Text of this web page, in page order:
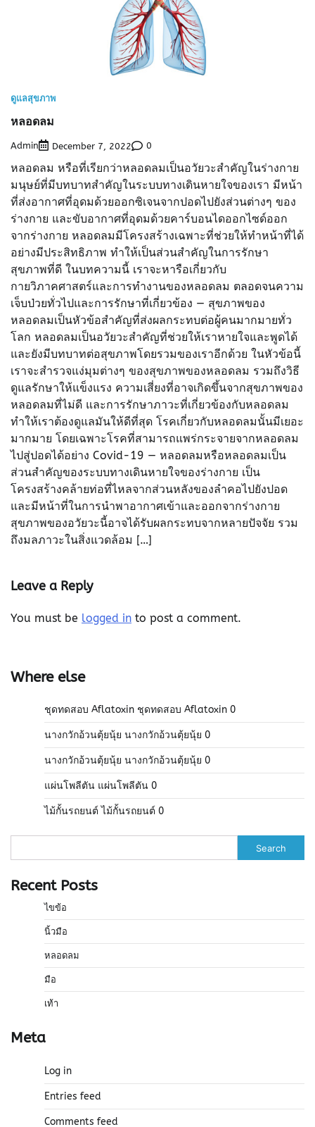
ดูแลสุขภาพ
หลอดลม
Admin December 7, 2022 0
หลอดลม หรือที่เรียกว่าหลอดลมเป็นอวัยวะสำคัญในร่างกาย
มนุษย์ที่มีบทบาทสำคัญในระบบทางเดินหายใจของเรา มีหน้า
ที่ส่งอากาศที่อุดมด้วยออกซิเจนจากปอดไปยังส่วนต่างๆ ของ
ร่างกาย และขับอากาศที่อุดมด้วยคาร์บอนไดออกไซด์ออก
จากร่างกาย หลอดลมมีโครงสร้างเฉพาะที่ช่วยให้ทำหน้าที่ได้
อย่างมีประสิทธิภาพ ทำให้เป็นส่วนสำคัญในการรักษา
สุขภาพที่ดี ในบทความนี้ เราจะหารือเกี่ยวกับ
กายวิภาคศาสตร์และการทำงานของหลอดลม ตลอดจนความ
เจ็บป่วยทั่วไปและการรักษาที่เกี่ยวข้อง — สุขภาพของ
หลอดลมเป็นหัวข้อสำคัญที่ส่งผลกระทบต่อผู้คนมากมายทั่ว
โลก หลอดลมเป็นอวัยวะสำคัญที่ช่วยให้เราหายใจและพูดได้
และยังมีบทบาทต่อสุขภาพโดยรวมของเราอีกด้วย ในหัวข้อนี้
เราจะสำรวจแง่มุมต่างๆ ของสุขภาพของหลอดลม รวมถึงวิธี
ดูแลรักษาให้แข็งแรง ความเสี่ยงที่อาจเกิดขึ้นจากสุขภาพของ
หลอดลมที่ไม่ดี และการรักษาภาวะที่เกี่ยวข้องกับหลอดลม
ทำให้เราต้องดูแลมันให้ดีที่สุด โรคเกี่ยวกับหลอดลมนั้นมีเยอะ
มากมาย โดยเฉพาะโรคที่สามารถแพร่กระจายจากหลอดลม
ไปสู่ปอดได้อย่าง Covid-19 — หลอดลมหรือหลอดลมเป็น
ส่วนสำคัญของระบบทางเดินหายใจของร่างกาย เป็น
โครงสร้างคล้ายท่อที่ไหลจากส่วนหลังของลำคอไปยังปอด
และมีหน้าที่ในการนำพาอากาศเข้าและออกจากร่างกาย
สุขภาพของอวัยวะนี้อาจได้รับผลกระทบจากหลายปัจจัย รวม
ถึงมลภาวะในสิ่งแวดล้อม […]
Leave a Reply
You must be logged in to post a comment.
Where else
ชุดทดสอบ Aflatoxin ชุดทดสอบ Aflatoxin 0
นางกวักอ้วนตุ้ยนุ้ย นางกวักอ้วนตุ้ยนุ้ย 0
นางกวักอ้วนตุ้ยนุ้ย นางกวักอ้วนตุ้ยนุ้ย 0
แผ่นโพลีตัน แผ่นโพลีตัน 0
ไม้กั้นรถยนต์ ไม้กั้นรถยนต์ 0
Search
Recent Posts
ไขข้อ
นิ้วมือ
หลอดลม
มือ
เท้า
Meta
Log in
Entries feed
Comments feed